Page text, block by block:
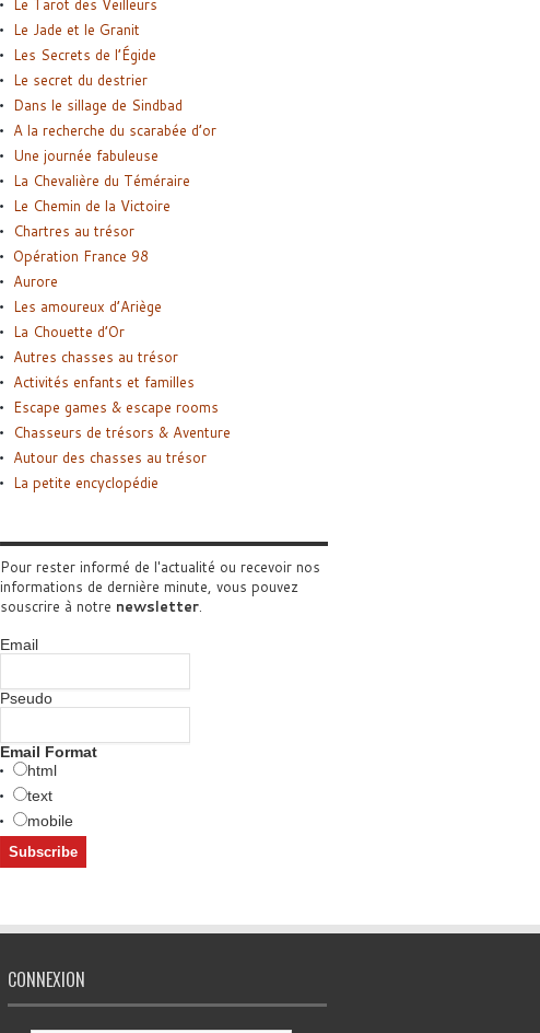
Le Tarot des Veilleurs
Le Jade et le Granit
Les Secrets de l’Égide
Le secret du destrier
Dans le sillage de Sindbad
A la recherche du scarabée d’or
Une journée fabuleuse
La Chevalière du Téméraire
Le Chemin de la Victoire
Chartres au trésor
Opération France 98
Aurore
Les amoureux d’Ariège
La Chouette d’Or
Autres chasses au trésor
Activités enfants et familles
Escape games & escape rooms
Chasseurs de trésors & Aventure
Autour des chasses au trésor
La petite encyclopédie
Pour rester informé de l'actualité ou recevoir nos
informations de dernière minute, vous pouvez
souscrire à notre newsletter.
Email
Pseudo
Email Format
html
text
mobile
CONNEXION